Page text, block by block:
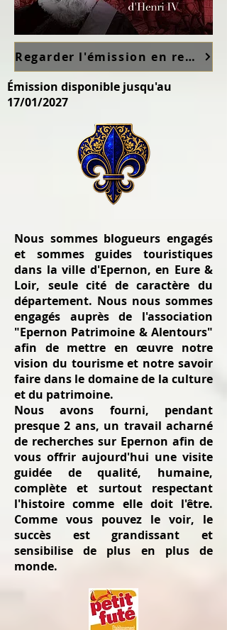
Regarder l'émission en replay sur France TV ici
Émission disponible jusqu'au
17/01/2027
Nous sommes blogueurs engagés
et sommes guides touristiques
dans la ville d'Epernon, en Eure &
Loir, seule cité de caractère du
département. Nous nous sommes
engagés auprès de l'association
"Epernon Patrimoine & Alentours"
afin de mettre en œuvre notre
vision du tourisme et notre savoir
faire dans le domaine de la culture
et du patrimoine.
Nous avons fourni, pendant
presque 2 ans, un travail acharné
de recherches sur Epernon afin de
vous offrir aujourd'hui une visite
guidée de qualité, humaine,
complète et surtout respectant
l'histoire comme elle doit l'être.
Comme vous pouvez le voir, le
succès est grandissant et
sensibilise de plus en plus de
monde.